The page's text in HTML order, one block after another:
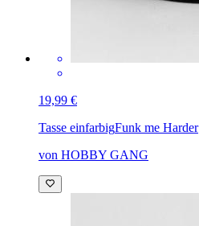
19,99 €
Tasse einfarbigFunk me Harder
von HOBBY GANG